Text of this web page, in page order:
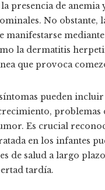
presencia de anemia
No obstante,
manifestarse
la dermatitis
que provoca
pueden
problemas
Es crucial
en los infantes
de salud a largo
tardía.